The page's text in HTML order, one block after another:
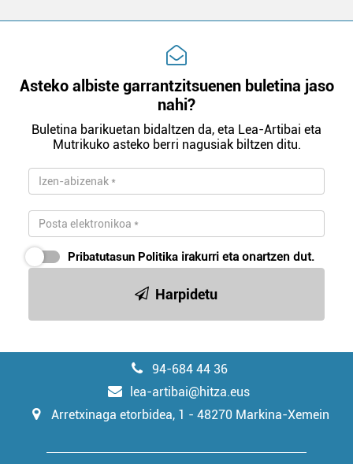
Asteko albiste garrantzitsuenen buletina jaso
nahi?
Buletina barikuetan bidaltzen da, eta Lea-Artibai eta
Mutrikuko asteko berri nagusiak biltzen ditu.
Pribatutasun Politika irakurri eta onartzen dut.
Harpidetu
94-684 44 36
lea-artibai@hitza.eus
Arretxinaga etorbidea, 1 - 48270 Markina-Xemein